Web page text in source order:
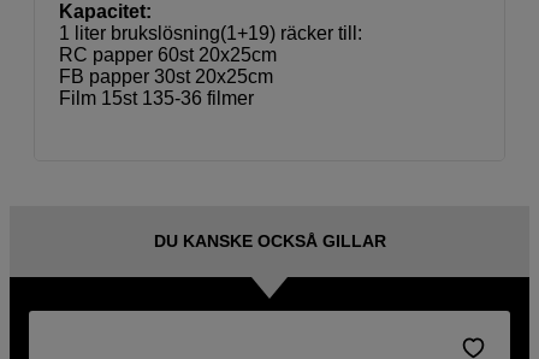
Kapacitet:
1 liter brukslösning(1+19) räcker till:
RC papper 60st 20x25cm
FB papper 30st 20x25cm
Film 15st 135-36 filmer
DU KANSKE OCKSÅ GILLAR